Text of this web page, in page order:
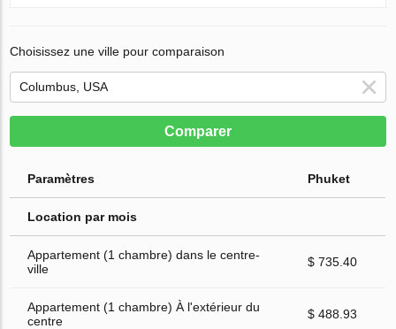
Choisissez une ville pour comparaison
Comparer
Paramètres Phuket
Location par mois
Appartement (1 chambre) dans le centre-
ville
$ 735.40
Appartement (1 chambre) À l'extérieur du
centre
$ 488.93